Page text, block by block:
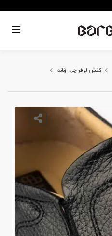
کفش لوفر چرم زنانه